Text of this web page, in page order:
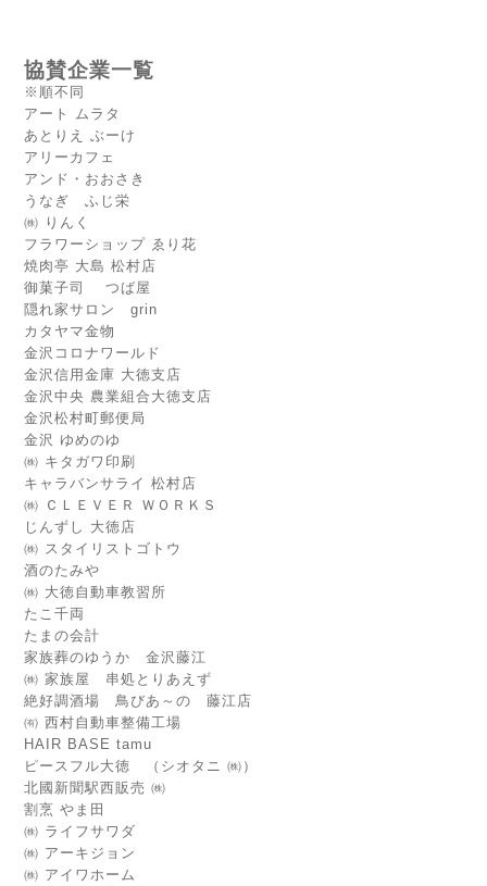
協賛企業一覧
※順不同
アート ムラタ
あとりえ ぶーけ
アリーカフェ
アンド・おおさき
うなぎ ふじ栄
㈱ りんく
フラワーショップ ゑり花
焼肉亭 大島 松村店
御菓子司 つば屋
隠れ家サロン grin
カタヤマ金物
金沢コロナワールド
金沢信用金庫 大徳支店
金沢中央 農業組合大徳支店
金沢松村町郵便局
金沢 ゆめのゆ
㈱ キタガワ印刷
キャラバンサライ 松村店
㈱ ＣＬＥＶＥＲ ＷＯＲＫＳ
じんずし 大徳店
㈱ スタイリストゴトウ
酒のたみや
㈱ 大徳自動車教習所
たこ千両
たまの会計
家族葬のゆうか 金沢藤江
㈱ 家族屋 串処とりあえず
絶好調酒場 鳥びあ～の 藤江店
㈲ 西村自動車整備工場
HAIR BASE tamu
ピースフル大徳 （シオタニ ㈱）
北國新聞駅西販売 ㈱
割烹 やま田
㈱ ライフサワダ
㈱ アーキジョン
㈱ アイワホーム